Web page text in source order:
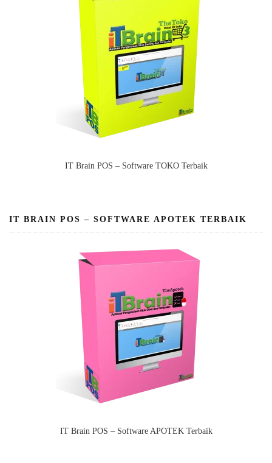
IT Brain POS – Software TOKO Terbaik
IT BRAIN POS – SOFTWARE APOTEK TERBAIK
IT Brain POS – Software APOTEK Terbaik